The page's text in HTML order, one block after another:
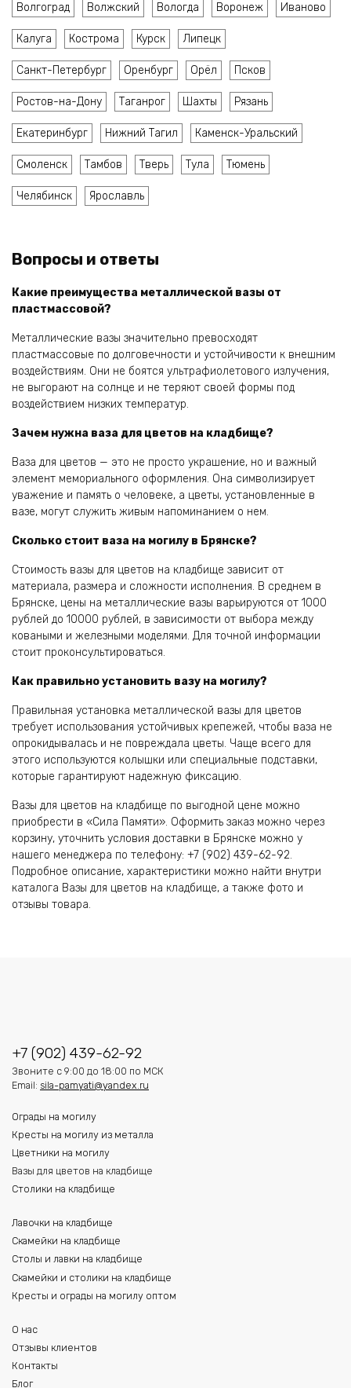
Волгоград Волжский Вологда Воронеж Иваново
Калуга Кострома Курск Липецк
Санкт-Петербург Оренбург Орёл Псков
Ростов-на-Дону Таганрог Шахты Рязань
Екатеринбург Нижний Тагил Каменск-Уральский
Смоленск Тамбов Тверь Тула Тюмень
Челябинск Ярославль
Вопросы и ответы
Какие преимущества металлической вазы от
пластмассовой?
Металлические вазы значительно превосходят
пластмассовые по долговечности и устойчивости к внешним
воздействиям. Они не боятся ультрафиолетового излучения,
не выгорают на солнце и не теряют своей формы под
воздействием низких температур.
Зачем нужна ваза для цветов на кладбище?
Ваза для цветов — это не просто украшение, но и важный
элемент мемориального оформления. Она символизирует
уважение и память о человеке, а цветы, установленные в
вазе, могут служить живым напоминанием о нем.
Сколько стоит ваза на могилу в Брянске?
Стоимость вазы для цветов на кладбище зависит от
материала, размера и сложности исполнения. В среднем в
Брянске, цены на металлические вазы варьируются от 1000
рублей до 10000 рублей, в зависимости от выбора между
коваными и железными моделями. Для точной информации
стоит проконсультироваться.
Как правильно установить вазу на могилу?
Правильная установка металлической вазы для цветов
требует использования устойчивых крепежей, чтобы ваза не
опрокидывалась и не повреждала цветы. Чаще всего для
этого используются колышки или специальные подставки,
которые гарантируют надежную фиксацию.
Вазы для цветов на кладбище по выгодной цене можно
приобрести в «Сила Памяти». Оформить заказ можно через
корзину, уточнить условия доставки в Брянске можно у
нашего менеджера по телефону: +7 (902) 439-62-92.
Подробное описание, характеристики можно найти внутри
каталога Вазы для цветов на кладбище, а также фото и
отзывы товара.
+7 (902) 439-62-92
Звоните с 9:00 до 18:00 по МСК
Email: sila-pamyati@yandex.ru
Ограды на могилу
Кресты на могилу из металла
Цветники на могилу
Вазы для цветов на кладбище
Столики на кладбище
Лавочки на кладбище
Скамейки на кладбище
Столы и лавки на кладбище
Скамейки и столики на кладбище
Кресты и ограды на могилу оптом
О нас
Отзывы клиентов
Контакты
Блог